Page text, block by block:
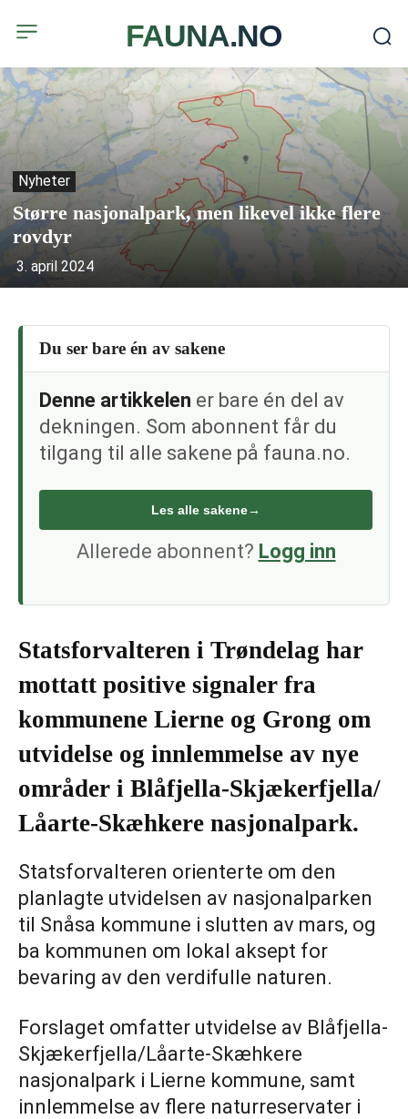
FAUNA.NO
Nyheter
Større nasjonalpark, men likevel ikke flere
rovdyr
3. april 2024
Du ser bare én av sakene
Denne artikkelen er bare én del av
dekningen. Som abonnent får du
tilgang til alle sakene på fauna.no.
Les alle sakene→
Allerede abonnent? Logg inn
Statsforvalteren i Trøndelag har
mottatt positive signaler fra
kommunene Lierne og Grong om
utvidelse og innlemmelse av nye
områder i Blåfjella-Skjækerfjella/
Låarte-Skæhkere nasjonalpark.
Statsforvalteren orienterte om den
planlagte utvidelsen av nasjonalparken
til Snåsa kommune i slutten av mars, og
ba kommunen om lokal aksept for
bevaring av den verdifulle naturen.
Forslaget omfatter utvidelse av Blåfjella-
Skjækerfjella/Låarte-Skæhkere
nasjonalpark i Lierne kommune, samt
innlemmelse av flere naturreservater i